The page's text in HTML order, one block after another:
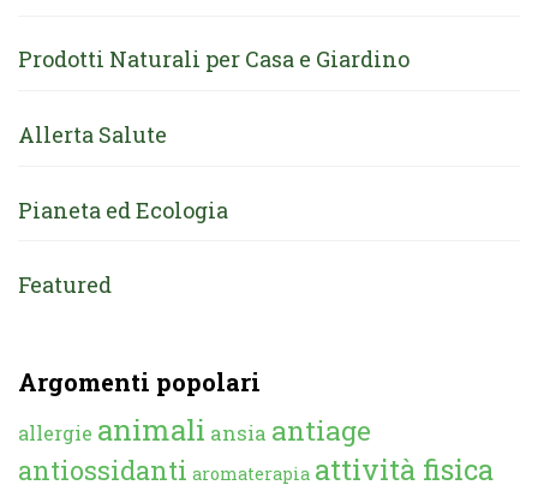
Prodotti Naturali per Casa e Giardino
Allerta Salute
Pianeta ed Ecologia
Featured
Argomenti popolari
allergie animali ansia antiage
antiossidanti aromaterapia attività fisica